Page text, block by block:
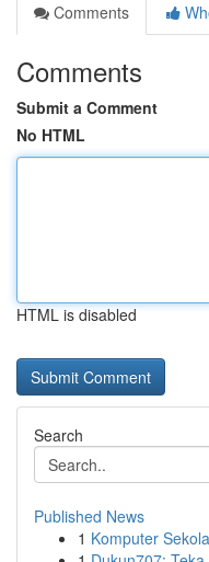
Comments
Comments
Submit a Comment
No HTML
HTML is disabled
Search
Published News
1 Komputer